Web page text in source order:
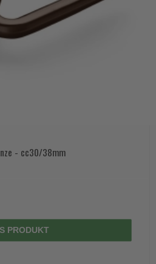
- cc30/38mm
PRODUKT